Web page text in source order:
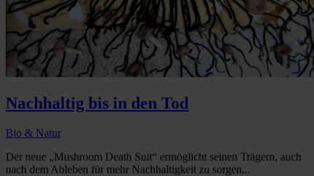
Nachhaltig bis in den Tod
Bio & Natur
Der neue „Mushroom Death Suit“ ermöglicht seinen Trägern, auch
nach dem Ableben für mehr Nachhaltigkeit zu sorgen...